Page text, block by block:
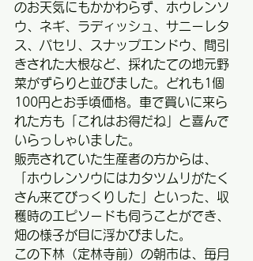
のお天気にもかかわらず、ホウレンソ
ウ、ネギ、ラディッシュ、サニーレタ
ス、パセリ、スナップエンドウ、間引
きされた大根など、採れたての地元野
菜がずらりと並びました。どれも1個
100円とお手頃価格。車で買いに来ら
れた方も「これはお得だね」と喜んで
いらっしゃいました。
販売されていた生産者の方からは、
「ホウレンソウにはカタツムリがたく
さん来てびっくりした」といった、収
穫時のエピソードも伺うことができ、
畑の様子が目に浮かびました。
この下林（定林寺前）の朝市は、毎月